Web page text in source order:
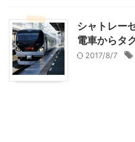
シャトレー
電車からタ
2017/8/7